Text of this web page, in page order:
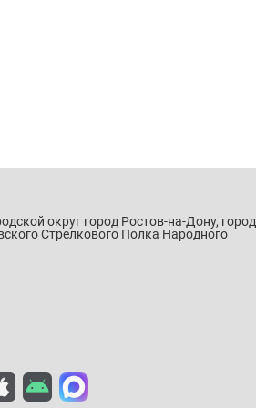
округ город Ростов-на-Дону, город
Стрелкового Полка Народного